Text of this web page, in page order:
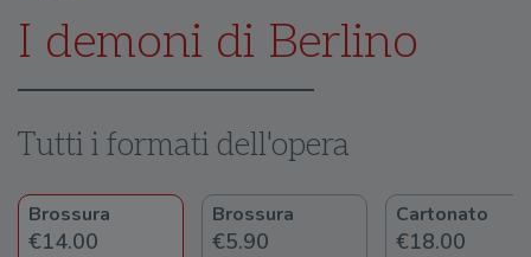
I demoni di Berlino
Tutti i formati dell'opera
Brossura
€14.00
Brossura
€5.90
Cartonato
€18.00